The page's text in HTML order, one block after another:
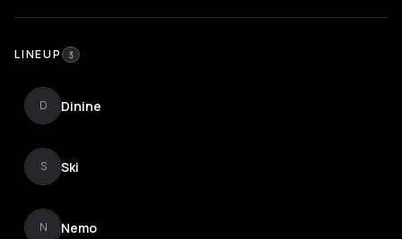
LINEUP 3
D Dinine
S Ski
N Nemo